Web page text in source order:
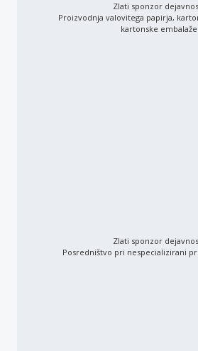
Zlati sponzor
Proizvodnja valovitega papirja,
kartonske embalaže
Zlati sponzor
Posredništvo pri nespecializirani